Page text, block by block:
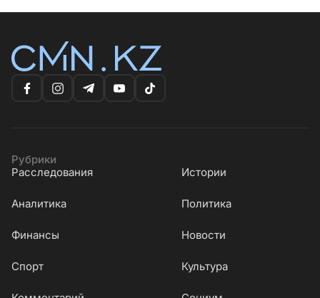
Рубрики
Расследования
Истории
Аналитика Политика
Финансы Новости
Cпорт Культура